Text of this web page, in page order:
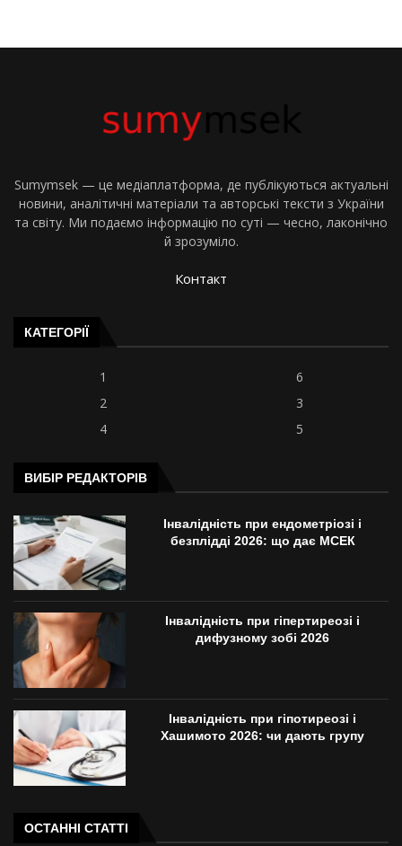
Sumymsek — це медіаплатформа, де публікуються актуальні
новини, аналітичні матеріали та авторські тексти з України
та світу. Ми подаємо інформацію по суті — чесно, лаконічно
й зрозуміло.
Контакт
КАТЕГОРІЇ
1
6
2
3
4
5
ВИБІР РЕДАКТОРІВ
Інвалідність при ендометріозі і
безплідді 2026: що дає МСЕК
Інвалідність при гіпертиреозі і
дифузному зобі 2026
Інвалідність при гіпотиреозі і
Хашимото 2026: чи дають групу
ОСТАННІ СТАТТІ